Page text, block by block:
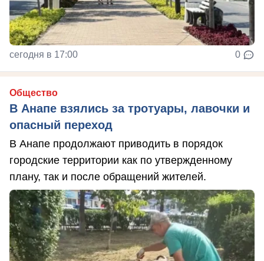
сегодня в 17:00 0
Общество
В Анапе взялись за тротуары, лавочки и
опасный переход
В Анапе продолжают приводить в порядок
городские территории как по утвержденному
плану, так и после обращений жителей.